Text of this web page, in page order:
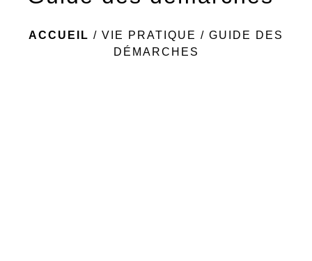
ACCUEIL / VIE PRATIQUE / GUIDE DES
DÉMARCHES